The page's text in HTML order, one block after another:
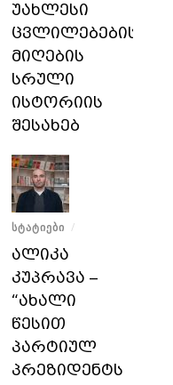
უახლესი
ცვლილებების
მიღების
სრული
ისტორიის
შესახებ
ᲡᲢᲐᲢᲘᲔᲑᲘ /
ალიკა
კუპრავა –
“ახალი
წესით
პარტიულ
პრეზიდენტს